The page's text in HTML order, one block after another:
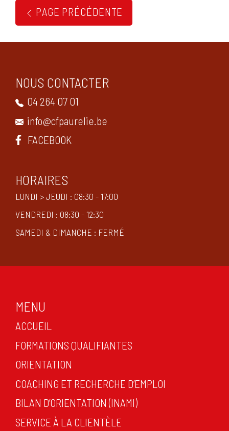
PAGE PRÉCÉDENTE
NOUS CONTACTER
04 264 07 01
info@cfpaurelie.be
FACEBOOK
HORAIRES
LUNDI > JEUDI : 08:30 - 17:00
VENDREDI : 08:30 - 12:30
SAMEDI & DIMANCHE : FERMÉ
MENU
ACCUEIL
FORMATIONS QUALIFIANTES
ORIENTATION
COACHING ET RECHERCHE D’EMPLOI
BILAN D’ORIENTATION (INAMI)
SERVICE À LA CLIENTÈLE